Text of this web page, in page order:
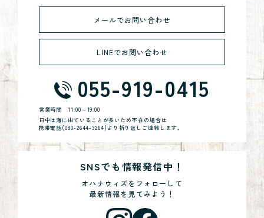
メールでお問い合わせ
LINEでお問い合わせ
055-919-0415
営業時間11:00～19:00
日中は海に出ていることが多いため不在の場合は
携帯電話(080-2644-3264)より折り返しご連絡します。
SNSでも情報発信中！
オハナウィズをフォローして
最新情報を見てみよう！